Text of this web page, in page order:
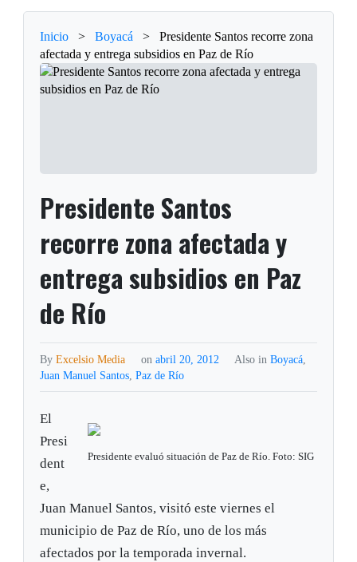
Inicio > Boyacá >
Presidente Santos recorre zona
afectada y entrega subsidios en Paz de Río
Presidente Santos
recorre zona afectada y
entrega subsidios en Paz
de Río
ByExcelsio Media on abril 20, 2012 Also in Boyacá,
Juan Manuel Santos,Paz de Río
Presidente evaluó situación de Paz de Río. Foto: SIG
El
Presi
dent
e,
Juan Manuel Santos, visitó este viernes el
municipio de Paz de Río, uno de los más
afectados por la temporada invernal.